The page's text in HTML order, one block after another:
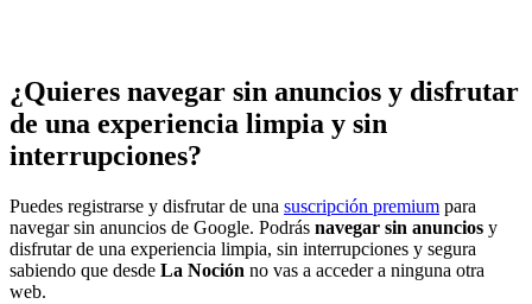
¿Quieres navegar sin anuncios y disfrutar
de una experiencia limpia y sin
interrupciones?
Puedes registrarse y disfrutar de una suscripción premium para
navegar sin anuncios de Google. Podrás navegar sin anuncios y
disfrutar de una experiencia limpia, sin interrupciones y segura
sabiendo que desde La Noción no vas a acceder a ninguna otra
web.